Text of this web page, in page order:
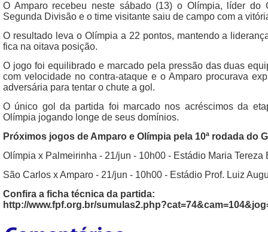
O Amparo recebeu neste sábado (13) o Olímpia, líder do
Segunda Divisão e o time visitante saiu de campo com a
O resultado leva o Olímpia a 22 pontos, mantendo a
fica na oitava posição.
O jogo foi equilibrado e marcado pela pressão das duas
com velocidade no contra-ataque e o Amparo procurava
adversária para tentar o chute a gol.
O único gol da partida foi marcado nos acréscimos da
Olímpia jogando longe de seus domínios.
Próximos jogos de Amparo e Olímpia pela 10ª rodada do
Olímpia x Palmeirinha - 21/jun - 10h00 - Estádio Maria Tereza
São Carlos x Amparo - 21/jun - 10h00 - Estádio Prof. Luiz
Confira a ficha técnica da partida:
http://www.fpf.org.br/